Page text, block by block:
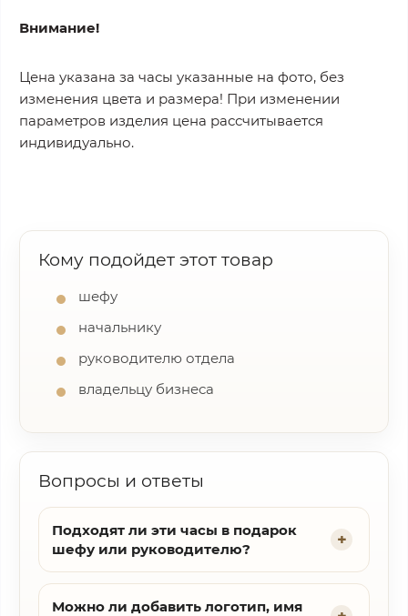
Внимание!
Цена указана за часы указанные на фото, без
изменения цвета и размера! При изменении
параметров изделия цена рассчитывается
индивидуально.
Кому подойдет этот товар
шефу
начальнику
руководителю отдела
владельцу бизнеса
Вопросы и ответы
Подходят ли эти часы в подарок
шефу или руководителю?
Можно ли добавить логотип, имя